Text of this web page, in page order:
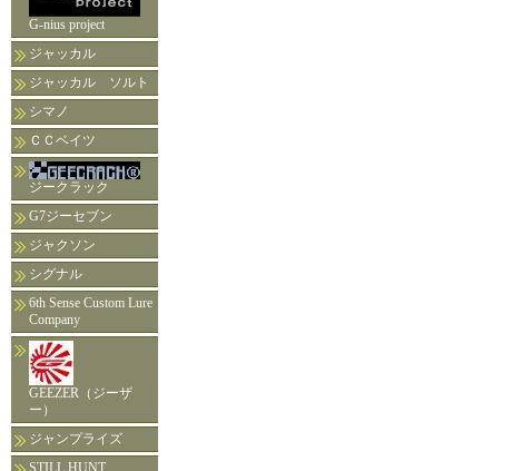
G-nius project
ジャッカル
ジャッカル ソルト
シマノ
ＣＣベイツ
ジークラック
G7ジーセブン
ジャクソン
シグナル
6th Sense Custom Lure
Company
GEEZER（ジーザ
ー）
ジャンプライズ
STILL HUNT